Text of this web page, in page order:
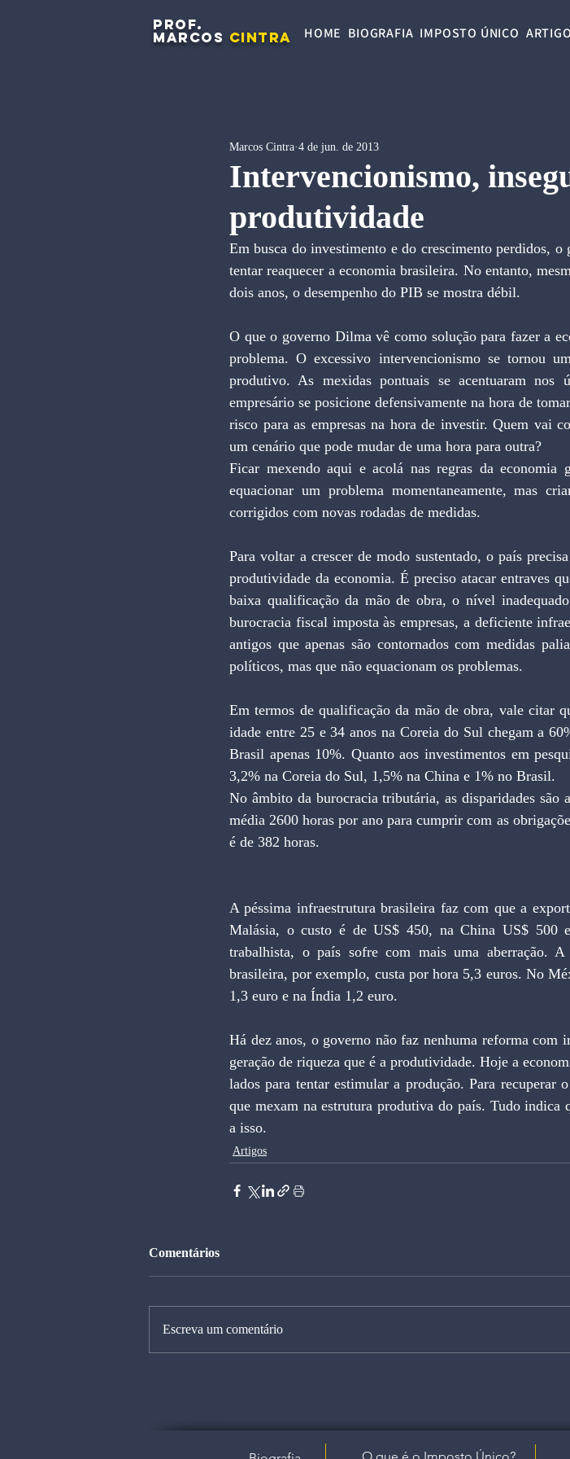
PROF.
MARCOS CINTRA HOME BIOGRAFIA IMPOSTO ÚNICO
Intervencionismo,
produtividade
Marcos Cintra 4 de jun. de 2013
Em busca do investimento e do crescimento perdidos,
tentar reaquecer a economia brasileira. No entanto,
dois anos, o desempenho do PIB se mostra débil.
O que o governo Dilma vê como solução para fazer a
problema. O excessivo intervencionismo se tornou
produtivo. As mexidas pontuais se acentuaram
empresário se posicione defensivamente na hora de
risco para as empresas na hora de investir. Quem vai
um cenário que pode mudar de uma hora para outra?
Ficar mexendo aqui e acolá nas regras da economia
equacionar um problema momentaneamente, mas
corrigidos com novas rodadas de medidas.
Para voltar a crescer de modo sustentado, o país
produtividade da economia. É preciso atacar entraves
baixa qualificação da mão de obra, o nível
burocracia fiscal imposta às empresas, a deficiente
antigos que apenas são contornados com medidas
políticos, mas que não equacionam os problemas.
Em termos de qualificação da mão de obra, vale citar
idade entre 25 e 34 anos na Coreia do Sul chegam a
Brasil apenas 10%. Quanto aos investimentos em
3,2% na Coreia do Sul, 1,5% na China e 1% no Brasil.
No âmbito da burocracia tributária, as disparidades são
média 2600 horas por ano para cumprir com as
é de 382 horas.
A péssima infraestrutura brasileira faz com que a
Malásia, o custo é de US$ 450, na China US$ 500
trabalhista, o país sofre com mais uma aberração.
brasileira, por exemplo, custa por hora 5,3 euros. No
1,3 euro e na Índia 1,2 euro.
Há dez anos, o governo não faz nenhuma reforma
geração de riqueza que é a produtividade. Hoje a
lados para tentar estimular a produção. Para recuperar
que mexam na estrutura produtiva do país. Tudo
a isso.
Artigos
Comentários
Escreva um comentário